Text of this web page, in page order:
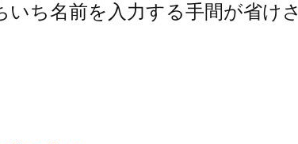
ち名前を入力する手間が省けさ